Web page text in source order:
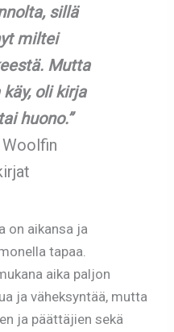
sillä
miltei
Mutta
oli kirja
huono.”
on aikansa ja
tapaa.
aika paljon
ja väheksyntää, mutta
ja päättäjien sekä